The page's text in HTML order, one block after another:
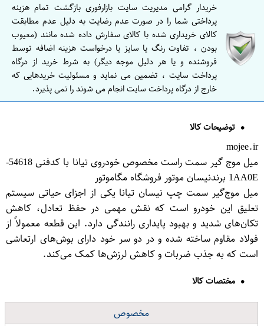
خریدار گرامی مدیریت سایت بازارفوری بازگشت تمام هزینه
پرداختی شما را در صورت عدم رضایت به دلیل عدم مطابقت
کالای خریداری شده با کالای سفارش داده شده مانند (معیوب
بودن ، تفاوت رنگ یا سایز یا درخواست هزینه اضافه توسط
فروشنده و یا هر دلیل موجه دیگر) به شرط خرید از درگاه
پرداخت سایت ، تضمین می نماید و مسئولیت خریدهایی که
خارج از درگاه پرداخت سایت انجام می شوند را نمی پذیرد.
توضیحات کالا
mojee.ir
میل موج گیر سمت راست مخصوص خودروی تیانا با کدفنی 54618-
1AA0E برندنیسان موتور فروشگاه مگاموتور
میل موج‌گیر سمت چپ نیسان تیانا یکی از اجزای حیاتی سیستم
تعلیق این خودرو است که نقش مهمی در حفظ تعادل، کاهش
تکان‌های شدید و بهبود پایداری رانندگی دارد. این قطعه معمولاً از
فولاد مقاوم ساخته شده و در دو سر خود دارای بوش‌های ارتعاشی
است که به جذب ضربات و کاهش لرزش‌ها کمک می‌کند.
مختصات کالا
مخصوص